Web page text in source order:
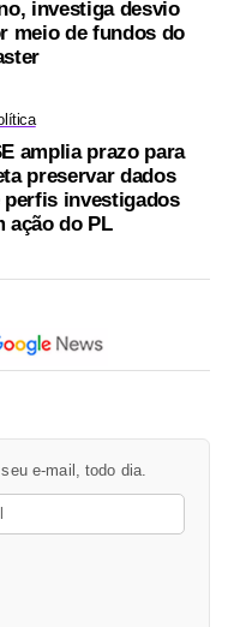
investiga desvio
meio de fundos do
amplia prazo para
preservar dados
perfis investigados
ação do PL
e-mail, todo dia.